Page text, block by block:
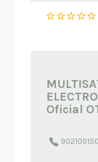
Oficial
902100150